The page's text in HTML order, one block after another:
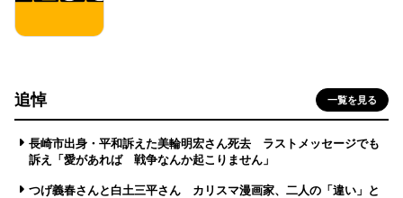
追悼 一覧を見る
長崎市出身・平和訴えた美輪明宏さん死去 ラストメッセージでも
訴え「愛があれば 戦争なんか起こりません」
つげ義春さんと白土三平さん カリスマ漫画家、二人の「違い」と